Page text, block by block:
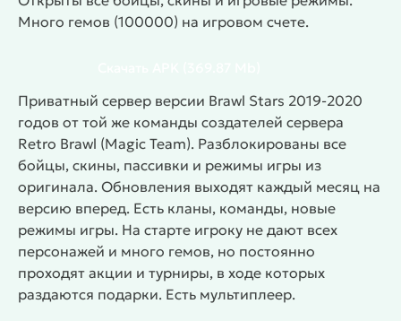
Много гемов (100000) на игровом счете.
Приватный сервер версии Brawl Stars 2019-2020
годов от той же команды создателей сервера
Retro Brawl (Magic Team). Разблокированы все
бойцы, скины, пассивки и режимы игры из
оригинала. Обновления выходят каждый месяц на
версию вперед. Есть кланы, команды, новые
режимы игры. На старте игроку не дают всех
персонажей и много гемов, но постоянно
проходят акции и турниры, в ходе которых
раздаются подарки. Есть мультиплеер.